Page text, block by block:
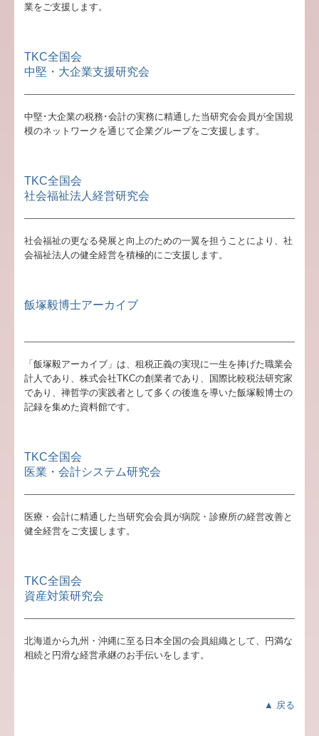
経営革新等支援機関とは
関連リンク
個人情報保護方針
業をご支援します。
TKC全国会
中堅・大企業支援研究会
中堅･大企業の税務･会計の実務に精通した当研究会会員が全国規
模のネットワークを通じて企業グループをご支援します。
TKC全国会
社会福祉法人経営研究会
社会福祉の更なる発展と向上のための一翼を担うことにより、社
会福祉法人の健全経営を積極的にご支援します。
飯塚毅博士アーカイブ
「飯塚毅アーカイブ」は、租税正義の実現に一生を捧げた職業会
計人であり、株式会社TKCの創業者であり、国際比較税法研究家
であり、禅哲学の実践者として多くの後進を導いた飯塚毅博士の
記録を集めた資料館です。
TKC全国会
医業・会計システム研究会
医療・会計に精通した当研究会会員が病院・診療所の経営改善と
健全経営をご支援します。
TKC全国会
資産対策研究会
北海道から九州・沖縄に至る日本全国の会員組織として、円満な
相続と円滑な経営承継のお手伝いをします。
▲ 戻る